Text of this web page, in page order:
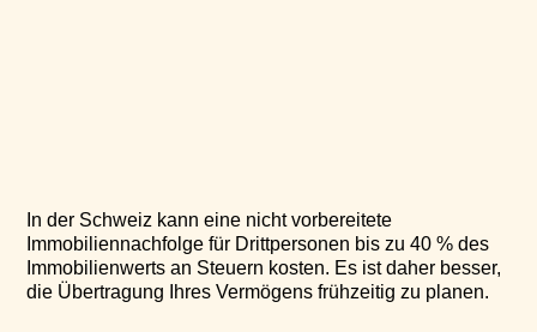
In der Schweiz kann eine nicht vorbereitete
Immobiliennachfolge für Drittpersonen bis zu 40 % des
Immobilienwerts an Steuern kosten. Es ist daher besser,
die Übertragung Ihres Vermögens frühzeitig zu planen.